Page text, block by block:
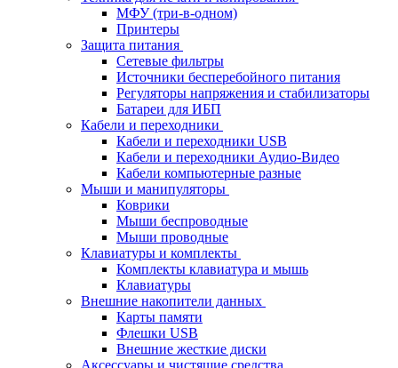
МФУ (три-в-одном)
Принтеры
Защита питания
Сетевые фильтры
Источники бесперебойного питания
Регуляторы напряжения и стабилизаторы
Батареи для ИБП
Кабели и переходники
Кабели и переходники USB
Кабели и переходники Аудио-Видео
Кабели компьютерные разные
Мыши и манипуляторы
Коврики
Мыши беспроводные
Мыши проводные
Клавиатуры и комплекты
Комплекты клавиатура и мышь
Клавиатуры
Внешние накопители данных
Карты памяти
Флешки USB
Внешние жесткие диски
Аксессуары и чистящие средства